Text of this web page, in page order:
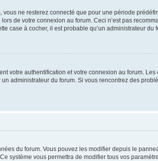
ne resterez connecté que pour une période
de votre connexion au forum. Ceci n’est pas
case à cocher, il est probable qu’un administrateur du
votre authentification et votre connexion au forum.
administrateur du forum. Si vous rencontrez des
du forum. Vous pouvez les modifier depuis le
système vous permettra de modifier tous vos